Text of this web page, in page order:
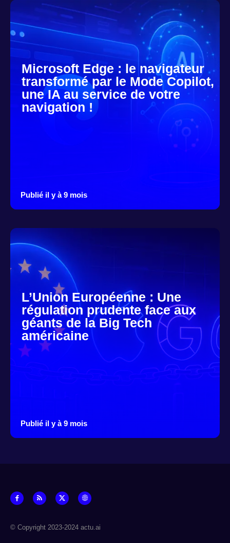
Microsoft Edge : le navigateur
transformé par le Mode Copilot,
une IA au service de votre
navigation !
Publié il y à 9 mois
L’Union Européenne : Une
régulation prudente face aux
géants de la Big Tech
américaine
Publié il y à 9 mois
© Copyright 2023-2024 actu.ai